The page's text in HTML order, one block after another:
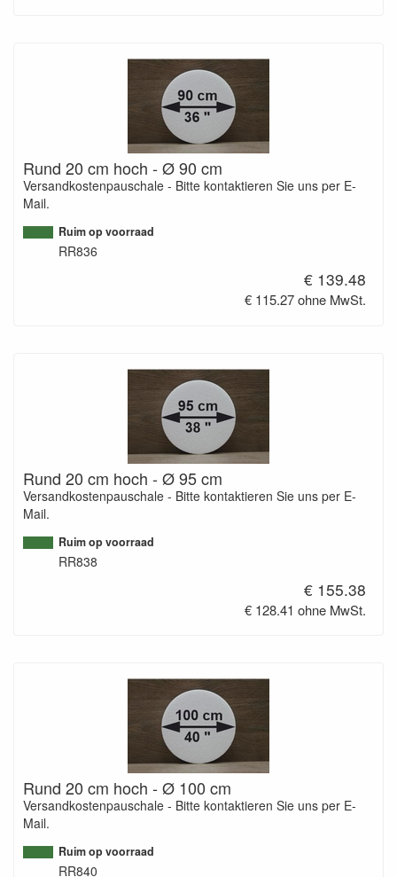
Rund 20 cm hoch - Ø 90 cm
Versandkostenpauschale - Bitte kontaktieren Sie uns per E-
Mail.
Ruim op voorraad
RR836
€ 139.48
€ 115.27 ohne MwSt.
Rund 20 cm hoch - Ø 95 cm
Versandkostenpauschale - Bitte kontaktieren Sie uns per E-
Mail.
Ruim op voorraad
RR838
€ 155.38
€ 128.41 ohne MwSt.
Rund 20 cm hoch - Ø 100 cm
Versandkostenpauschale - Bitte kontaktieren Sie uns per E-
Mail.
Ruim op voorraad
RR840